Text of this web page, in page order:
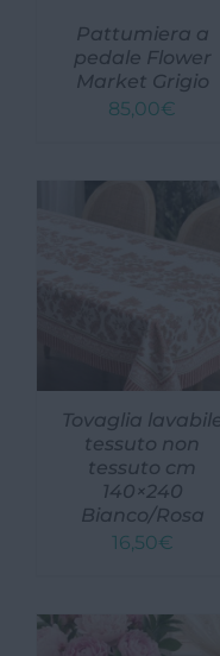
Pattumiera a
pedale Flower
Market Grigio
85,00€
Tovaglia
tessuto non
tessuto cm
140×240
Bianco/Rosa
16,50€